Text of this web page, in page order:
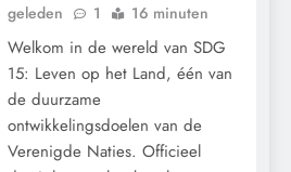
geleden
1 16 minuten
Welkom in de wereld van SDG
15: Leven op het Land, één van
de duurzame
ontwikkelingsdoelen van de
Verenigde Naties. Officieel